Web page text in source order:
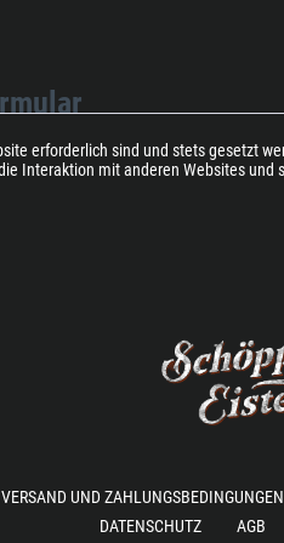
VERSAND UND ZAHLUNGSBEDINGUNGEN
DATENSCHUTZ
AGB